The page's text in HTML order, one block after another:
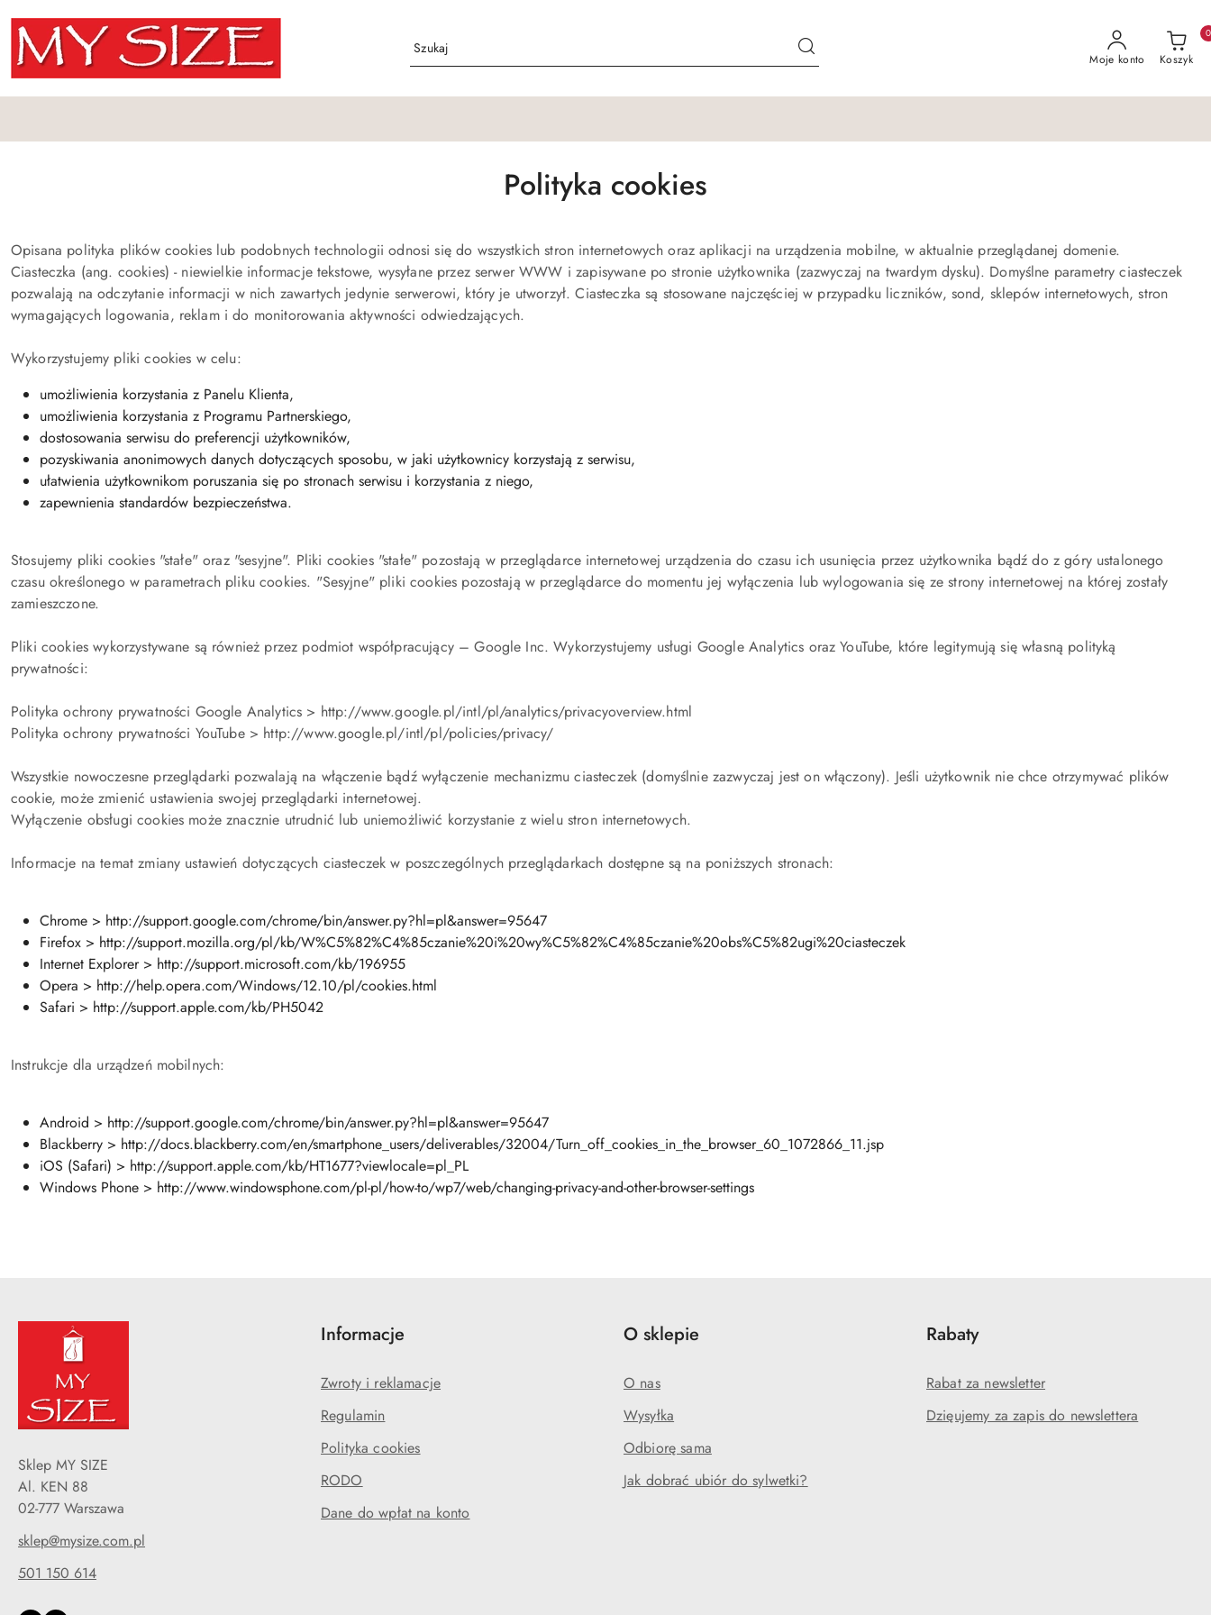
Przejdź do treści głównej
Przejdź do wyszukiwarki
Przejdź do moje konto
Przejdź do menu głównego
Przejdź do stopki
Moje konto Koszyk
0
Polityka cookies
Opisana polityka plików cookies lub podobnych technologii odnosi się do wszystkich stron internetowych oraz aplikacji na urządzenia mobilne, w aktualnie przeglądanej domenie.
Ciasteczka (ang. cookies) - niewielkie informacje tekstowe, wysyłane przez serwer WWW i zapisywane po stronie użytkownika (zazwyczaj na twardym dysku). Domyślne parametry ciasteczek
pozwalają na odczytanie informacji w nich zawartych jedynie serwerowi, który je utworzył. Ciasteczka są stosowane najczęściej w przypadku liczników, sond, sklepów internetowych, stron
wymagających logowania, reklam i do monitorowania aktywności odwiedzających.
Wykorzystujemy pliki cookies w celu:
umożliwienia korzystania z Panelu Klienta,
umożliwienia korzystania z Programu Partnerskiego,
dostosowania serwisu do preferencji użytkowników,
pozyskiwania anonimowych danych dotyczących sposobu, w jaki użytkownicy korzystają z serwisu,
ułatwienia użytkownikom poruszania się po stronach serwisu i korzystania z niego,
zapewnienia standardów bezpieczeństwa.
Stosujemy pliki cookies "stałe" oraz "sesyjne". Pliki cookies "stałe" pozostają w przeglądarce internetowej urządzenia do czasu ich usunięcia przez użytkownika bądź do z góry ustalonego
czasu określonego w parametrach pliku cookies. "Sesyjne" pliki cookies pozostają w przeglądarce do momentu jej wyłączenia lub wylogowania się ze strony internetowej na której zostały
zamieszczone.
Pliki cookies wykorzystywane są również przez podmiot współpracujący – Google Inc. Wykorzystujemy usługi Google Analytics oraz YouTube, które legitymują się własną polityką
prywatności:
Polityka ochrony prywatności Google Analytics > http://www.google.pl/intl/pl/analytics/privacyoverview.html
Polityka ochrony prywatności YouTube > http://www.google.pl/intl/pl/policies/privacy/
Wszystkie nowoczesne przeglądarki pozwalają na włączenie bądź wyłączenie mechanizmu ciasteczek (domyślnie zazwyczaj jest on włączony). Jeśli użytkownik nie chce otrzymywać plików
cookie, może zmienić ustawienia swojej przeglądarki internetowej.
Wyłączenie obsługi cookies może znacznie utrudnić lub uniemożliwić korzystanie z wielu stron internetowych.
Informacje na temat zmiany ustawień dotyczących ciasteczek w poszczególnych przeglądarkach dostępne są na poniższych stronach:
Chrome > http://support.google.com/chrome/bin/answer.py?hl=pl&answer=95647
Firefox > http://support.mozilla.org/pl/kb/W%C5%82%C4%85czanie%20i%20wy%C5%82%C4%85czanie%20obs%C5%82ugi%20ciasteczek
Internet Explorer > http://support.microsoft.com/kb/196955
Opera > http://help.opera.com/Windows/12.10/pl/cookies.html
Safari > http://support.apple.com/kb/PH5042
Instrukcje dla urządzeń mobilnych:
Android > http://support.google.com/chrome/bin/answer.py?hl=pl&answer=95647
Blackberry > http://docs.blackberry.com/en/smartphone_users/deliverables/32004/Turn_off_cookies_in_the_browser_60_1072866_11.jsp
iOS (Safari) > http://support.apple.com/kb/HT1677?viewlocale=pl_PL
Windows Phone > http://www.windowsphone.com/pl-pl/how-to/wp7/web/changing-privacy-and-other-browser-settings
Sklep MY SIZE
Al. KEN 88
02-777 Warszawa
sklep@mysize.com.pl
501 150 614
Informacje
Zwroty i reklamacje
Regulamin
Polityka cookies
RODO
Dane do wpłat na konto
O sklepie
O nas
Wysyłka
Odbiorę sama
Jak dobrać ubiór do sylwetki?
Rabaty
Rabat za newsletter
Dzięujemy za zapis do newslettera